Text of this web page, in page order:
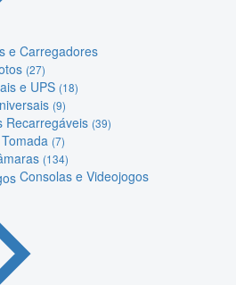
e Carregadores
(27)
e UPS (18)
(9)
Recarregáveis (39)
(7)
(134)
Consolas e Videojogos